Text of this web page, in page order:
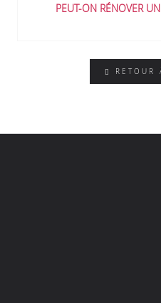
PEUT-ON RÉNOVER
RETOUR